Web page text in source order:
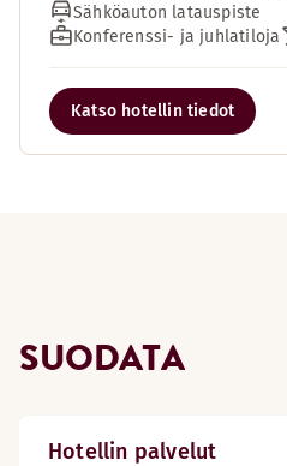
Sähköauton latauspiste
Konferenssi- ja juhlatiloja
Katso hotellin tiedot
SUODATA
Hotellin palvelut